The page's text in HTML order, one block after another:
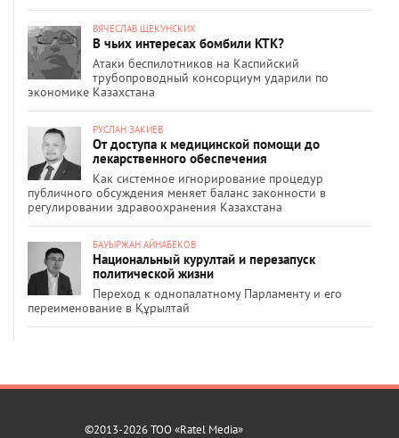
ВЯЧЕСЛАВ ЩЕКУНСКИХ
В чьих интересах бомбили КТК?
Атаки беспилотников на Каспийский
трубопроводный консорциум ударили по
экономике Казахстана
РУСЛАН ЗАКИЕВ
От доступа к медицинской помощи до
лекарственного обеспечения
Как системное игнорирование процедур
публичного обсуждения меняет баланс законности в
регулировании здравоохранения Казахстана
БАУЫРЖАН АЙНАБЕКОВ
Национальный курултай и перезапуск
политической жизни
Переход к однопалатному Парламенту и его
переименование в Құрылтай
©2013-2026 ТОО «Ratel Media»